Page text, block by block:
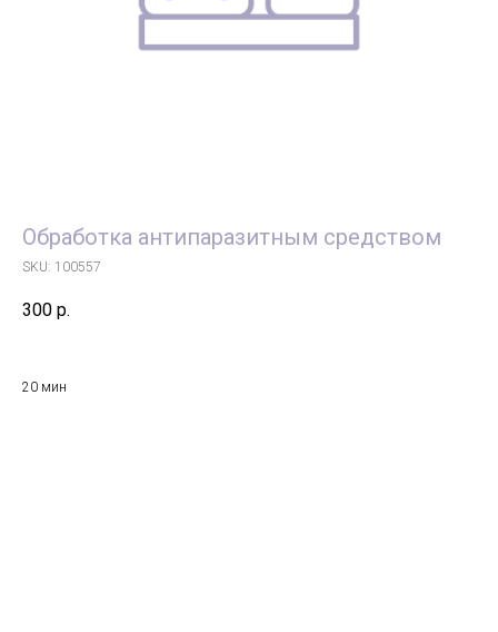
Обработка антипаразитным средством
SKU: 100557
300 р.
20 мин